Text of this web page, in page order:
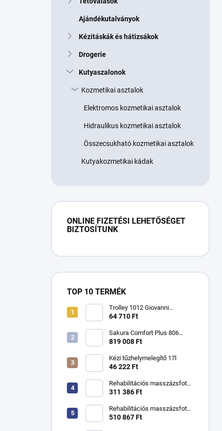
Ajándékutalványok
Kézitáskák és hátizsákok
Drogerie
Kutyaszalonok
Kozmetikai asztalok
Elektromos kozmetikai asztalok
Hidraulikus kozmetikai asztalok
Összecsukható kozmetikai asztalok
Kutyakozmetikai kádak
ONLINE FIZETÉSI LEHETŐSÉGET
BIZTOSÍTUNK
TOP 10 TERMÉK
Trolley 1012 Giovanni
kozmetikai asztal
64 710 Ft
Sakura Comfort Plus 806
masszázsfotel
819 008 Ft
Kézi tűzhelymelegítő 17l
46 222 Ft
Rehabilitációs masszázsfotel
KSR kézikönyv
311 386 Ft
Rehabilitációs masszázsfotel
KSR H hidraulikus
510 867 Ft